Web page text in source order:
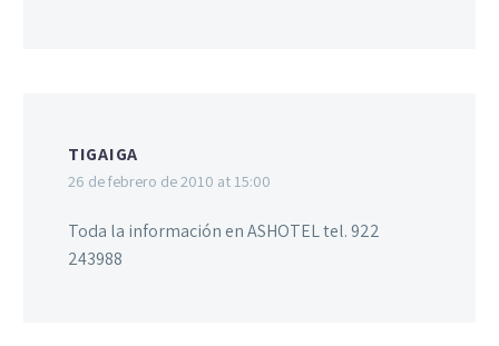
TIGAIGA
26 de febrero de 2010 at 15:00
Toda la información en ASHOTEL tel. 922
243988